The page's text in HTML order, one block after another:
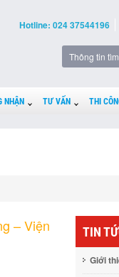
Hotline: 024 37544196
NHẬN TƯ VẤN THI
– Viện
TIN
Giới